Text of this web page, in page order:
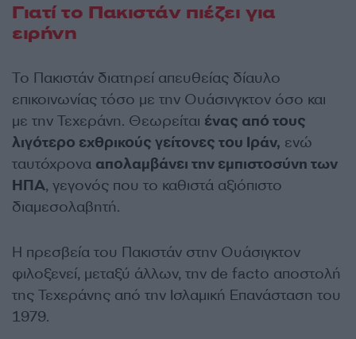
Γιατί το Πακιστάν πιέζει για
ειρήνη
Το Πακιστάν διατηρεί απευθείας δίαυλο
επικοινωνίας τόσο με την Ουάσινγκτον όσο και
με την Τεχεράνη. Θεωρείται ένας από τους
λιγότερο εχθρικούς γείτονες του Ιράν, ενώ
ταυτόχρονα απολαμβάνει την εμπιστοσύνη των
ΗΠΑ, γεγονός που το καθιστά αξιόπιστο
διαμεσολαβητή.
Η πρεσβεία του Πακιστάν στην Ουάσιγκτον
φιλοξενεί, μεταξύ άλλων, την de facto αποστολή
της Τεχεράνης από την Ισλαμική Επανάσταση του
1979.